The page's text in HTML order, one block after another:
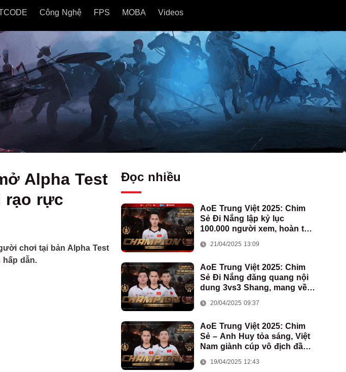
Công Nghệ FPS MOBA Videos
Alpha Test
rạo rực
chơi tại bản Alpha Test
hấp dẫn.
Đọc nhiều
AoE Trung Việt 2025: Chim
Sẻ Đi Nắng lập kỷ lục
100.000 người xem, hoàn tất
Việt Nam
21/04/2025 13:09
AoE Trung Việt 2025: Chim
Sẻ Đi Nắng đăng quang nội
dung 3vs3 Shang, mang về
đoàn AoE Việt Nam
20/04/2025 09:37
AoE Trung Việt 2025: Chim
Sẻ – Anh Huy tỏa sáng, Việt
Nam giành cúp vô địch đầu
19/04/2025 12:43